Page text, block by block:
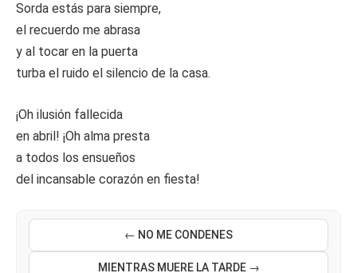
Sorda estás para siempre,
el recuerdo me abrasa
y al tocar en la puerta
turba el ruido el silencio de la casa.
¡Oh ilusión fallecida
en abril! ¡Oh alma presta
a todos los ensueños
del incansable corazón en fiesta!
← NO ME CONDENES
MIENTRAS MUERE LA TARDE →